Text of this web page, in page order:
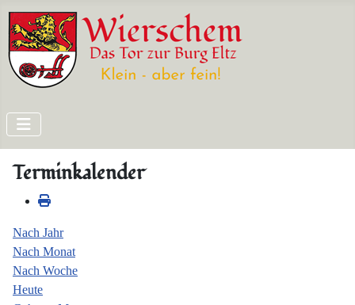
Terminkalender
Nach Jahr
Nach Monat
Nach Woche
Heute